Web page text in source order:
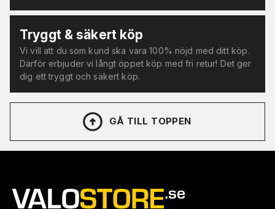
Tryggt & säkert köp
Vi vill att du som kund ska vara 100% nöjd med ditt köp.
Därför erbjuder vi långt öppet köp med fri retur! Det ger
dig ett tryggt och säkert köp.
GÅ TILL TOPPEN